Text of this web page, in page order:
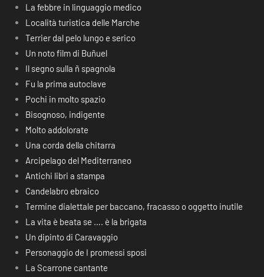
La febbre in linguaggio medico
Località turistica delle Marche
Terrier dal pelo lungo e serico
Un noto film di Buñuel
Il segno sulla ñ spagnola
Fu la prima autoclave
Pochi in molto spazio
Bisognoso, indigente
Molto addolorate
Una corda della chitarra
Arcipelago del Mediterraneo
Antichi libri a stampa
Candelabro ebraico
Termine dialettale per baccano, fracasso o oggetto inutile
La vita è beata se …. è la brigata
Un dipinto di Caravaggio
Personaggio de I promessi sposi
La Scarrone cantante